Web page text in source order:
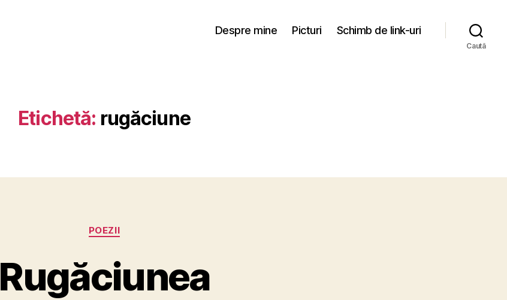
Despre mine Picturi Schimb de link-uri
Caută
Etichetă: rugăciune
Categorii
POEZII
Rugăciunea